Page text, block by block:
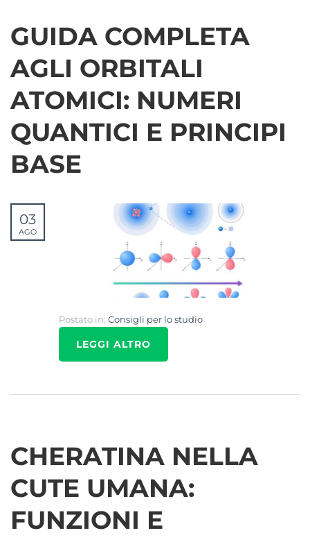
GUIDA COMPLETA
AGLI ORBITALI
ATOMICI: NUMERI
QUANTICI E PRINCIPI
BASE
03
AGO
Postato in: Consigli per lo studio
LEGGI ALTRO
CHERATINA NELLA
CUTE UMANA:
FUNZIONI E